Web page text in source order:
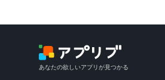
あなたの欲しいアプリが見つかる